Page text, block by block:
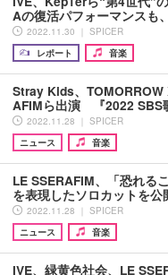
Aの復活パフォーマンスも
2022.11.30 ｜ SPICER
レポート
音楽
Stray Kids、TOMORROW
AFIMら出演 『2022 SBS
2022.11.28 ｜ SPICER
ニュース
音楽
LE SSERAFIM、「恐れる
を表現したソロカットを
2022.11.28 ｜ SPICER
ニュース
音楽
IVE、緑黄色社会、LE